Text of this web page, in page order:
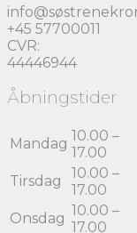
+45 57700011
CVR:
44446944
Åbningstider
Mandag 10.00 –
17.00
Tirsdag
10.00 –
17.00
Onsdag 10.00 –
17.00